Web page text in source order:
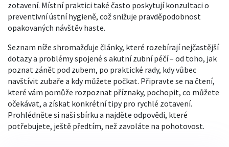
zotavení. Místní praktici také často poskytují konzultaci o
preventivní ústní hygieně, což snižuje pravděpodobnost
opakovaných návštěv haste.
Seznam níže shromažďuje články, které rozebírají nejčastější
dotazy a problémy spojené s akutní zubní péčí – od toho, jak
poznat zánět pod zubem, po praktické rady, kdy vůbec
navštívit zubaře a kdy můžete počkat. Připravte se na čtení,
které vám pomůže rozpoznat příznaky, pochopit, co můžete
očekávat, a získat konkrétní tipy pro rychlé zotavení.
Prohlédněte si naši sbírku a najděte odpovědi, které
potřebujete, ještě předtím, než zavoláte na pohotovost.